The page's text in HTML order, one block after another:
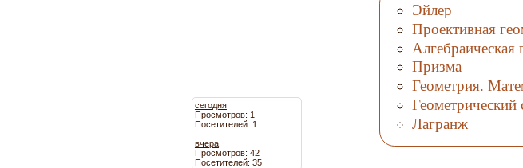
сегодня
Просмотров: 1
Посетителей: 1
вчера
Просмотров: 42
Посетителей: 35
Эйлер
Проективная
Алгебраическая
Призма
Геометрия.
Геометрический
Лагранж